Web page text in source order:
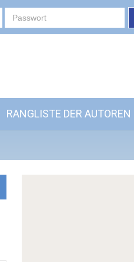
RANGLISTE DER AUTOREN